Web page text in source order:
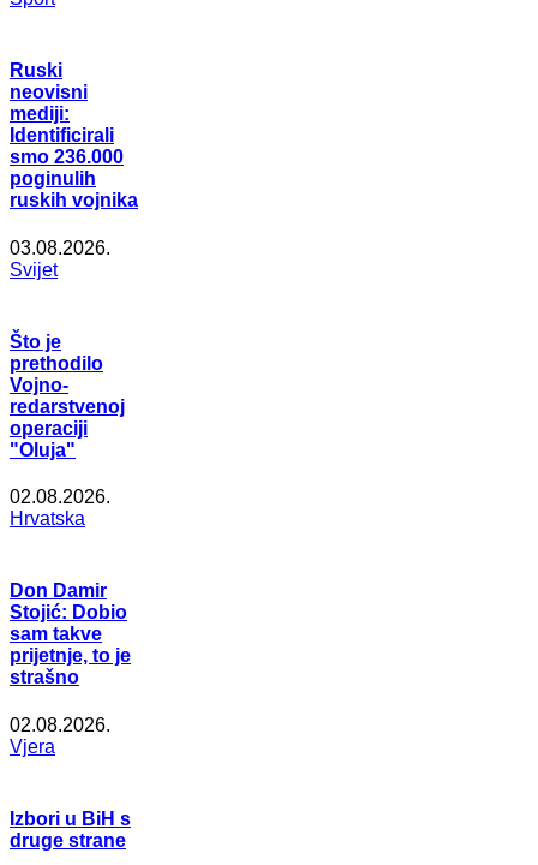
Ruski
neovisni
mediji:
Identificirali
smo 236.000
poginulih
ruskih vojnika
03.08.2026.
Svijet
Što je
prethodilo
Vojno-
redarstvenoj
operaciji
"Oluja"
02.08.2026.
Hrvatska
Don Damir
Stojić: Dobio
sam takve
prijetnje, to je
strašno
02.08.2026.
Vjera
Izbori u BiH s
druge strane